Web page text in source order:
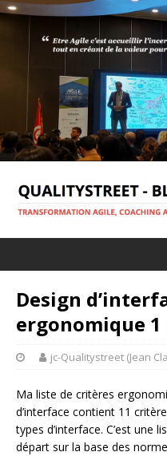
Design
ergonomique
jc-Qualitystreet (Jean
Ma liste de critères
d’interface contient 11
types d’interface. C’est une
départ sur la base des